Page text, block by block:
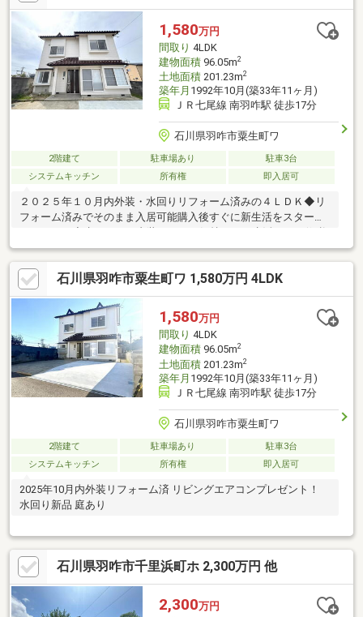
1,580万円
間取り 4LDK
建物面積96.05m2
土地面積201.23m2
築年月 1992年10月(築33年11ヶ月)
ＪＲ七尾線 南羽咋駅 徒歩17分
石川県羽咋市粟生町ワ
2階建て 駐車場あり
駐車3台
システムキッチン
所有権 即入居可
２０２５年１０月内外装・水回りリフォーム済みの４ＬＤＫ◆リ
フォーム済みでそのまま入居可能購入後すぐに新生活をスタート
の心配も少ない住まいです。◆中古住宅でも安心必要な部分をリ
フォームしているため、快適な住環境が整っています。◆初期費
用を抑えやすい新築よりも価格を抑えながら、きれいな住まいに
住めるのも魅力です。◆間取りは使いやすい４ＬＤＫＬＤＫ１
６．３帖で家族がゆったり過ごせる空間です。◆駐車スペース３
台可能※※※♪♪今ならリビングエアコン1台プレゼント♪♪※※※
石川県羽咋市粟生町ワ 1,580万円 4LDK
1,580万円
間取り 4LDK
建物面積96.05m2
土地面積201.23m2
築年月 1992年10月(築33年11ヶ月)
ＪＲ七尾線 南羽咋駅 徒歩17分
石川県羽咋市粟生町ワ
2階建て 駐車場あり
駐車3台
システムキッチン
所有権 即入居可
2025年10月内外装リフォーム済 リビングエアコンプレゼント！
水回り新品 庭あり
石川県羽咋市千里浜町ホ 2,300万円 他
2,300万円